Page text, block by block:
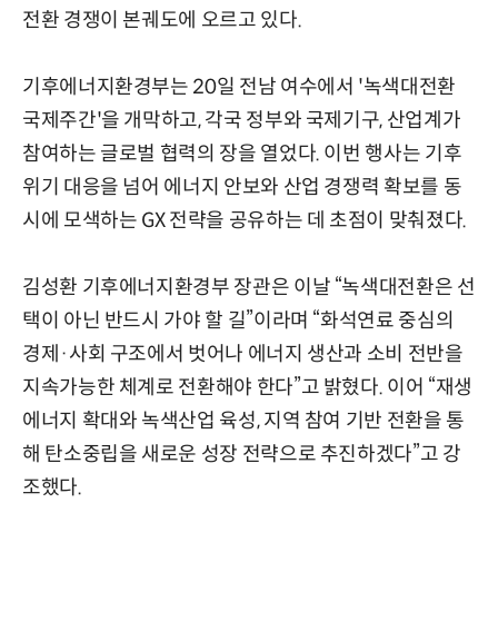
전환 경쟁이 본궤도에 오르고 있다.
기후에너지환경부는 20일 전남 여수에서 '녹색대전환
국제주간'을 개막하고, 각국 정부와 국제기구, 산업계가
참여하는 글로벌 협력의 장을 열었다. 이번 행사는 기후
위기 대응을 넘어 에너지 안보와 산업 경쟁력 확보를 동
시에 모색하는 GX 전략을 공유하는 데 초점이 맞춰졌다.
김성환 기후에너지환경부 장관은 이날 “녹색대전환은 선
택이 아닌 반드시 가야 할 길”이라며 “화석연료 중심의
경제·사회 구조에서 벗어나 에너지 생산과 소비 전반을
지속가능한 체계로 전환해야 한다”고 밝혔다. 이어 “재생
에너지 확대와 녹색산업 육성, 지역 참여 기반 전환을 통
해 탄소중립을 새로운 성장 전략으로 추진하겠다”고 강
조했다.